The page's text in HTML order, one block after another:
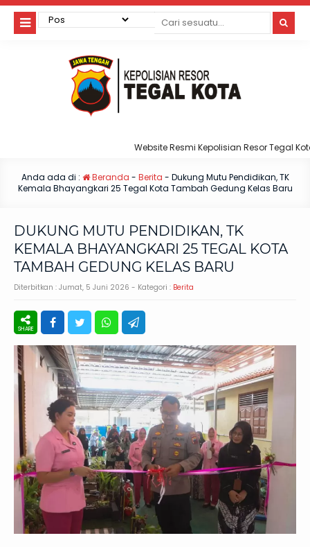
Website Resmi Kepolisian Resor Tegal Kota
Anda ada di : Beranda - Berita - Dukung Mutu Pendidikan, TK
Kemala Bhayangkari 25 Tegal Kota Tambah Gedung Kelas Baru
DUKUNG MUTU PENDIDIKAN, TK
KEMALA BHAYANGKARI 25 TEGAL KOTA
TAMBAH GEDUNG KELAS BARU
Diterbitkan : Jumat, 5 Juni 2026 - Kategori : Berita